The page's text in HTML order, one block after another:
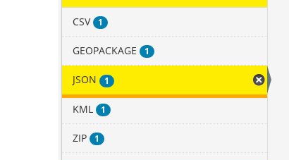
CSV 1
GEOPACKAGE 1
JSON 1
KML 1
ZIP 1